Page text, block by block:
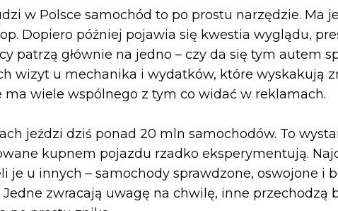
w Polsce samochód to po prostu narzędzie. Ma
Dopiero później pojawia się kwestia wyglądu,
patrzą głównie na jedno – czy da się tym autem
wizyt u mechanika i wydatków, które wyskakują
ma wiele wspólnego z tym co widać w reklamach.
jeździ dziś ponad 20 mln samochodów. To
kupnem pojazdu rzadko eksperymentują.
je u innych – samochody sprawdzone, oswojone i
zwracają uwagę na chwilę, inne przechodzą